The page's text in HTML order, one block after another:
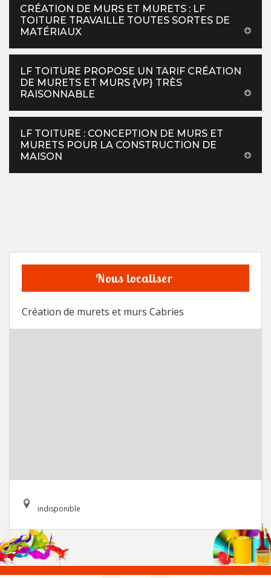
CRÉATION DE MURS ET MURETS : LF
TOITURE TRAVAILLE TOUTES SORTES DE
MATÉRIAUX
LF TOITURE PROPOSE UN TARIF CRÉATION
DE MURETS ET MURS {VP} TRÈS
RAISONNABLE
LF TOITURE : CONCEPTION DE MURS ET
MURETS POUR LA CONSTRUCTION DE
MAISON
Nous localiser
Création de murets et murs Cabries
indisponible